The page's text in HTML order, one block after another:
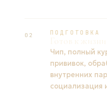
02 ПОДГОТОВКА
Чип, полный
прививок,
внутренних
социализация